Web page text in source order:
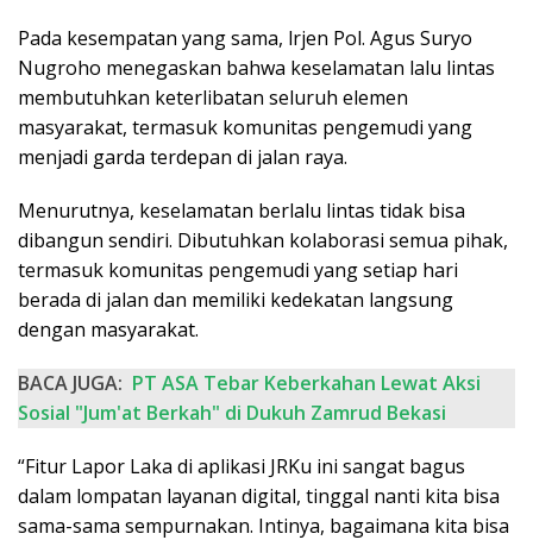
Pada kesempatan yang sama, lrjen Pol. Agus Suryo
Nugroho menegaskan bahwa keselamatan lalu lintas
membutuhkan keterlibatan seluruh elemen
masyarakat, termasuk komunitas pengemudi yang
menjadi garda terdepan di jalan raya.
Menurutnya, keselamatan berlalu lintas tidak bisa
dibangun sendiri. Dibutuhkan kolaborasi semua pihak,
termasuk komunitas pengemudi yang setiap hari
berada di jalan dan memiliki kedekatan langsung
dengan masyarakat.
BACA JUGA: PT ASA Tebar Keberkahan Lewat Aksi
Sosial "Jum'at Berkah" di Dukuh Zamrud Bekasi
“Fitur Lapor Laka di aplikasi JRKu ini sangat bagus
dalam lompatan layanan digital, tinggal nanti kita bisa
sama-sama sempurnakan. Intinya, bagaimana kita bisa